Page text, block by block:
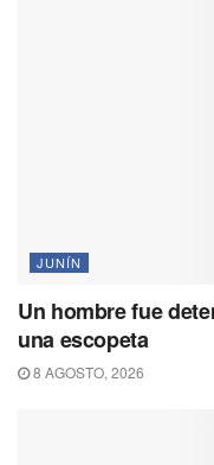
JUNÍN
Un hombre fue
una escopeta
8 AGOSTO, 2026